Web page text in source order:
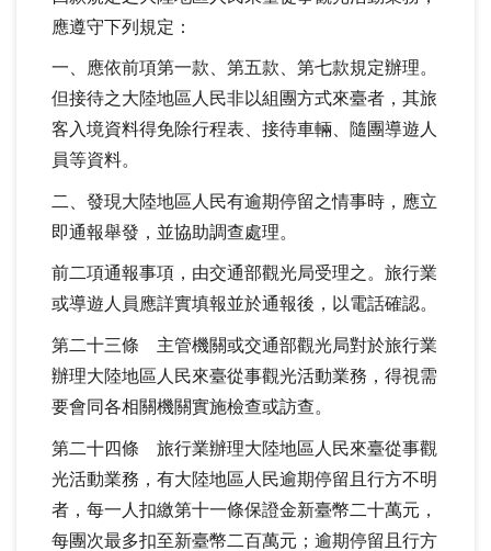
應遵守下列規定：
一、應依前項第一款、第五款、第七款規定辦理。
但接待之大陸地區人民非以組團方式來臺者，其旅
客入境資料得免除行程表、接待車輛、隨團導遊人
員等資料。
二、發現大陸地區人民有逾期停留之情事時，應立
即通報舉發，並協助調查處理。
前二項通報事項，由交通部觀光局受理之。旅行業
或導遊人員應詳實填報並於通報後，以電話確認。
第二十三條 主管機關或交通部觀光局對於旅行業
辦理大陸地區人民來臺從事觀光活動業務，得視需
要會同各相關機關實施檢查或訪查。
第二十四條 旅行業辦理大陸地區人民來臺從事觀
光活動業務，有大陸地區人民逾期停留且行方不明
者，每一人扣繳第十一條保證金新臺幣二十萬元，
每團次最多扣至新臺幣二百萬元；逾期停留且行方